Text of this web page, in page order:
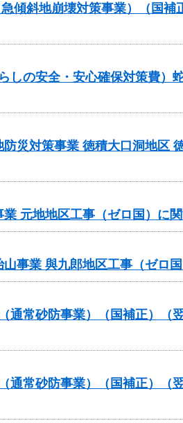
傾斜地崩壊対策事業）（国
しの安全・安心確保対策費）
防災対策事業 徳積大口洞地区
業 元地地区工事（ゼロ国）に
山事業 與九郎地区工事（ゼロ
通常砂防事業）（国補正）
通常砂防事業）（国補正）